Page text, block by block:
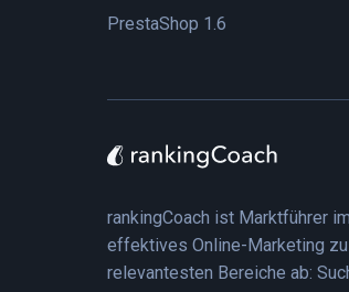
PrestaShop 1.6
rankingCoach ist Marktführer
effektives Online-Marketing
relevantesten Bereiche ab: